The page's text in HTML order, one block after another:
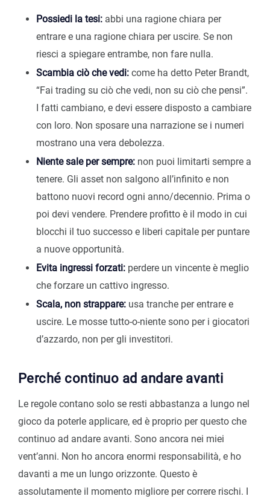
Possiedi la tesi: abbi una ragione chiara per
entrare e una ragione chiara per uscire. Se non
riesci a spiegare entrambe, non fare nulla.
Scambia ciò che vedi: come ha detto Peter Brandt,
“Fai trading su ciò che vedi, non su ciò che pensi”.
I fatti cambiano, e devi essere disposto a cambiare
con loro. Non sposare una narrazione se i numeri
mostrano una vera debolezza.
Niente sale per sempre: non puoi limitarti sempre a
tenere. Gli asset non salgono all’infinito e non
battono nuovi record ogni anno/decennio. Prima o
poi devi vendere. Prendere profitto è il modo in cui
blocchi il tuo successo e liberi capitale per puntare
a nuove opportunità.
Evita ingressi forzati: perdere un vincente è meglio
che forzare un cattivo ingresso.
Scala, non strappare: usa tranche per entrare e
uscire. Le mosse tutto-o-niente sono per i giocatori
d’azzardo, non per gli investitori.
Perché continuo ad andare avanti
Le regole contano solo se resti abbastanza a lungo nel
gioco da poterle applicare, ed è proprio per questo che
continuo ad andare avanti. Sono ancora nei miei
vent’anni. Non ho ancora enormi responsabilità, e ho
davanti a me un lungo orizzonte. Questo è
assolutamente il momento migliore per correre rischi. I